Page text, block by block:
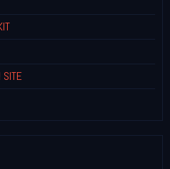
SITE